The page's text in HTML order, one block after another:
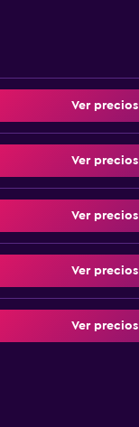
Ver precios
Ver precios
Ver precios
Ver precios
Ver precios